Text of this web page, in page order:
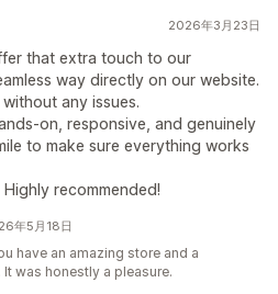
2026年3月23日
that extra touch to our
way directly on our website.
any issues.
on, responsive, and genuinely
to make sure everything works
recommended!
年5月18日
have an amazing store and a
was honestly a pleasure.